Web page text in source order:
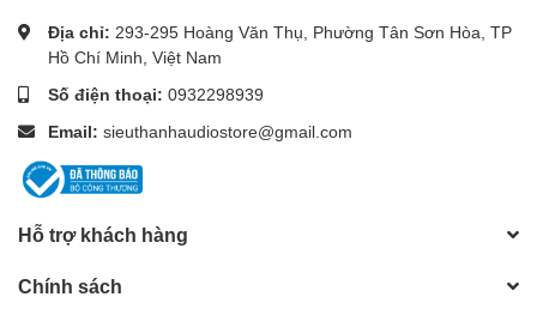
Địa chỉ: 293-295 Hoàng Văn Thụ, Phường Tân Sơn Hòa, TP
Hồ Chí Minh, Việt Nam
Số điện thoại: 0932298939
Email: sieuthanhaudiostore@gmail.com
Hỗ trợ khách hàng
Chính sách